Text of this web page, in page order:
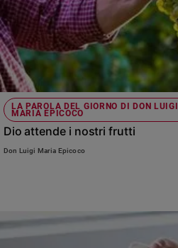
LA PAROLA DEL GIORNO DI DON LUIGI
MARIA EPICOCO
Dio attende i nostri frutti
Don Luigi Maria Epicoco